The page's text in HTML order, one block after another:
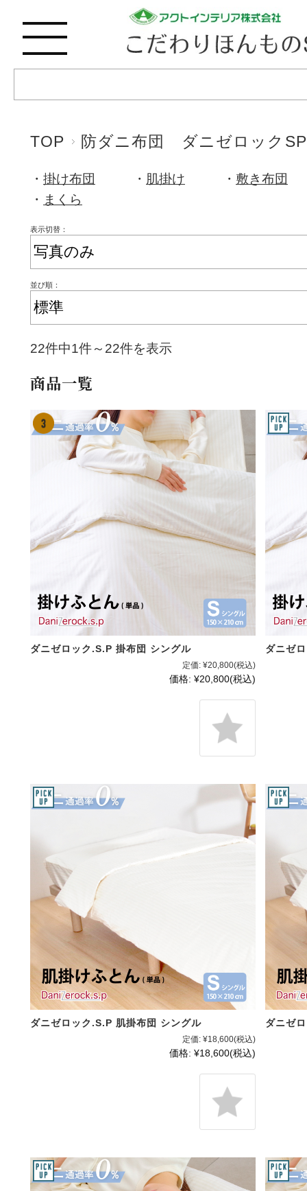
TOP 防ダニ布団 ダニゼロックSP
掛け布団 肌掛け
敷き布団
まくら
表示切替：
並び順：
22件中1件～22件を表示
商品一覧
ダニゼロック.S.P 掛布団 シングル
定価: ¥20,800(税込)
価格: ¥20,800(税込)
ダニゼ
ダニゼロック.S.P 肌掛布団 シングル
定価: ¥18,600(税込)
価格: ¥18,600(税込)
ダニゼ